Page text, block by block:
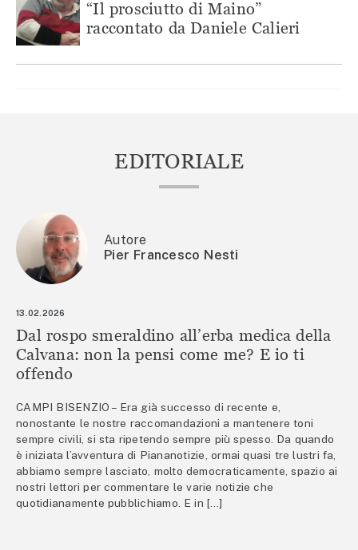
“Il prosciutto di Maino”
raccontato da Daniele Calieri
EDITORIALE
Autore
Pier Francesco Nesti
13.02.2026
Dal rospo smeraldino all’erba medica della
Calvana: non la pensi come me? E io ti
offendo
CAMPI BISENZIO – Era già successo di recente e,
nonostante le nostre raccomandazioni a mantenere toni
sempre civili, si sta ripetendo sempre più spesso. Da quando
è iniziata l’avventura di Piananotizie, ormai quasi tre lustri fa,
abbiamo sempre lasciato, molto democraticamente, spazio ai
nostri lettori per commentare le varie notizie che
quotidianamente pubblichiamo. E in […]